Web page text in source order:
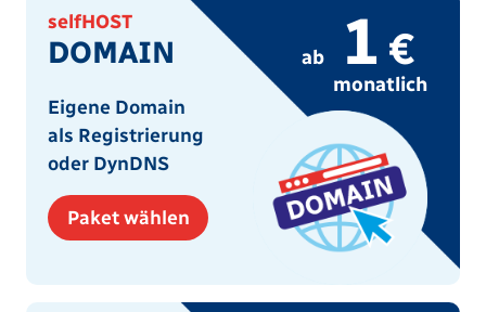
selfHOST
DOMAIN
Eigene Domain
als Registrierung
oder DynDNS
Paket wählen
ab 1 €
monatlich